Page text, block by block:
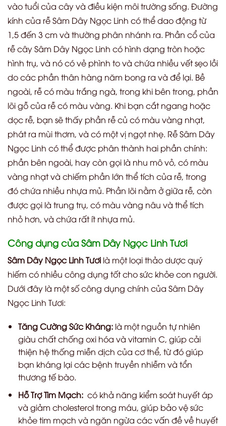
vào tuổi của cây và điều kiện môi trường sống. Đường
kính của rễ Sâm Dây Ngọc Linh có thể dao động từ
1,5 đến 3 cm và thường phân nhánh ra. Phần cổ của
rễ cây Sâm Dây Ngọc Linh có hình dạng tròn hoặc
hình trụ, và nó có vẻ phình to và chứa nhiều vết sẹo lồi
do các phần thân hàng năm bong ra và để lại. Bề
ngoài, rễ có màu trắng ngà, trong khi bên trong, phần
lõi gỗ của rễ có màu vàng. Khi bạn cắt ngang hoặc
dọc rễ, bạn sẽ thấy phần rễ củ có màu vàng nhạt,
phát ra mùi thơm, và có một vị ngọt nhẹ. Rễ Sâm Dây
Ngọc Linh có thể được phân thành hai phần chính:
phần bên ngoài, hay còn gọi là nhu mô vỏ, có màu
vàng nhạt và chiếm phần lớn thể tích của rễ, trong
đó chứa nhiều nhựa mủ. Phần lõi nằm ở giữa rễ, còn
được gọi là trung trụ, có màu vàng nâu và thể tích
nhỏ hơn, và chứa rất ít nhựa mủ.
Công dụng của Sâm Dây Ngọc Linh Tươi
Sâm Dây Ngọc Linh Tươi là một loại thảo dược quý
hiếm có nhiều công dụng tốt cho sức khỏe con người.
Dưới đây là một số công dụng chính của Sâm Dây
Ngọc Linh Tươi:
Tăng Cường Sức Kháng:là một nguồn tự nhiên
giàu chất chống oxi hóa và vitamin C, giúp cải
thiện hệ thống miễn dịch của cơ thể, từ đó giúp
bạn kháng lại các bệnh truyền nhiễm và tổn
thương tế bào.
Hỗ Trợ Tim Mạch:có khả năng kiểm soát huyết áp
và giảm cholesterol trong máu, giúp bảo vệ sức
khỏe tim mạch và ngăn ngừa các vấn đề về huyết